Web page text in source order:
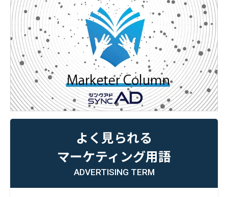
よく見られる
マーケティング用語
ADVERTISING TERM